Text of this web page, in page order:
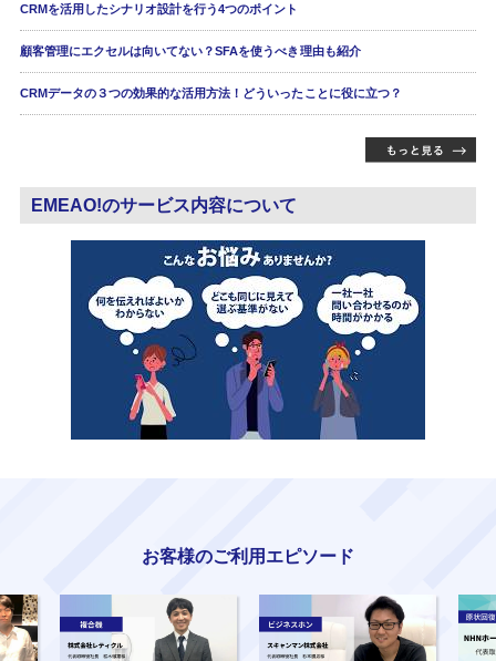
CRMを活用したシナリオ設計を行う4つのポイント
顧客管理にエクセルは向いてない？SFAを使うべき理由も紹介
CRMデータの３つの効果的な活用方法！どういったことに役に立つ？
EMEAO!のサービス内容について
お客様のご利用エピソード